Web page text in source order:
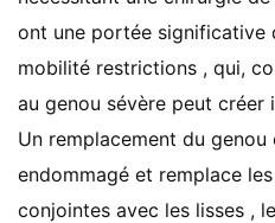
ont une portée significative
mobilité restrictions , qui,
au genou sévère peut
Un remplacement du
endommagé et remplace
conjointes avec les lisses ,